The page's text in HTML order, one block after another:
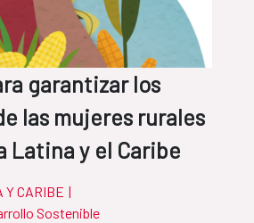
garantizar los
las mujeres rurales
Latina y el Caribe
Y CARIBE |
Sostenible